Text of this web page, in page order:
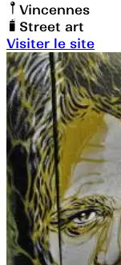
Vincennes
Street art
Visiter le site